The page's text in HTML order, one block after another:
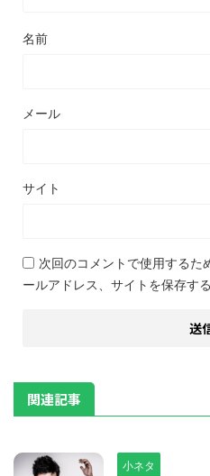
名前
メール
サイト
次回のコメントで使用するた
ールアドレス、サイトを保存する
関連記事
小ネタ